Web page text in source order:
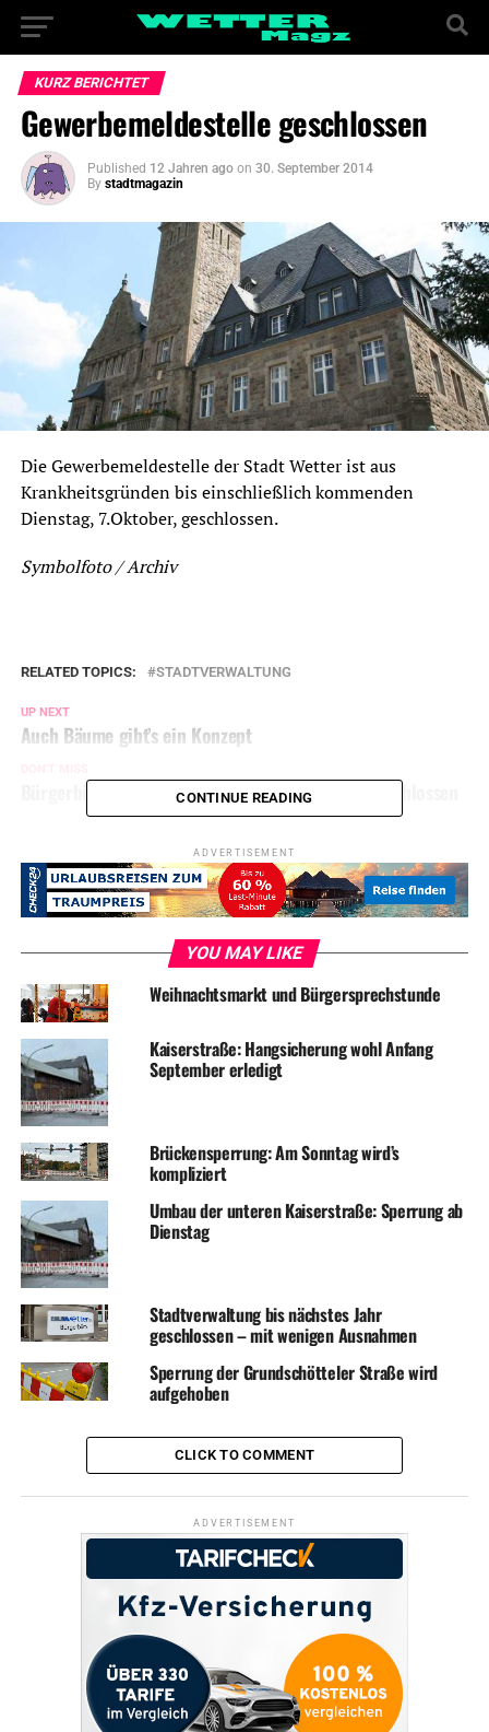
KURZ BERICHTET
Gewerbemeldestelle geschlossen
Published 12 Jahren ago on 30. September 2014
By stadtmagazin
Die Gewerbemeldestelle der Stadt Wetter ist aus
Krankheitsgründen bis einschließlich kommenden
Dienstag, 7.Oktober, geschlossen.
Symbolfoto / Archiv
RELATED TOPICS: STADTVERWALTUNG
UP NEXT
Auch Bäume gibt’s ein Konzept
Bürgerbüro und Stadtbücherei am 4. Oktober geschlossen
CONTINUE READING
ADVERTISEMENT
YOU MAY LIKE
Weihnachtsmarkt und Bürgersprechstunde
Kaiserstraße: Hangsicherung wohl Anfang
September erledigt
Brückensperrung: Am Sonntag wird’s
kompliziert
Umbau der unteren Kaiserstraße: Sperrung ab
Dienstag
Stadtverwaltung bis nächstes Jahr
geschlossen – mit wenigen Ausnahmen
Sperrung der Grundschötteler Straße wird
aufgehoben
CLICK TO COMMENT
ADVERTISEMENT